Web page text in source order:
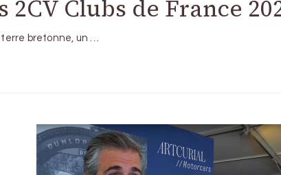
Clubs de France
bretonne, un …